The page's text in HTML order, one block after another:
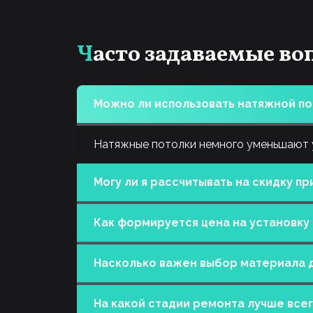
Часто задаваемые
Можно ли использовать натяжной
Натяжные потолки немного уменьшают
Могу ли я рассчитывать на скидку
Как формируется цена на
(плинтуса) по периметру, профиль
непосредственно сам монтаж
после того, как замерщик нашей
Насколько важен выбор материала
пачкаться и больше подвержены
На какой стадии ремонта лучше